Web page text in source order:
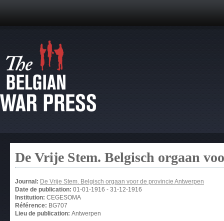
De Vrije Stem. Belgisch orgaan
Journal: De Vrije Stem. Belgisch orgaan voor de provincie Antwerpen
Date de publication: 01-01-1916 - 31-12-1916
Institution: CEGESOMA
Référence: BG707
Lieu de publication: Antwerpen